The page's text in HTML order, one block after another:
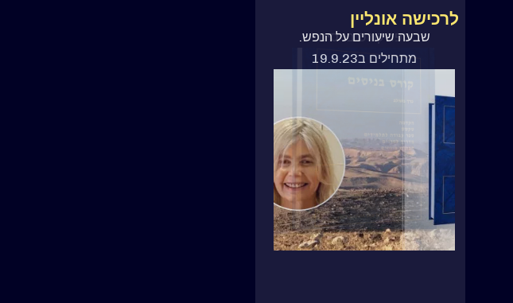
לרכישה אונליין
שבעה שיעורים על הנפש.
מתחילים ב19.9.23
ספר קורס בניסים